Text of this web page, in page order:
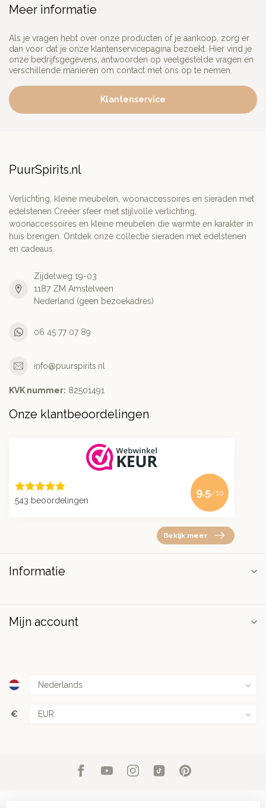
Meer informatie
Als je vragen hebt over onze producten of je aankoop, zorg er
dan voor dat je onze klantenservicepagina bezoekt. Hier vind je
onze bedrijfsgegevens, antwoorden op veelgestelde vragen en
verschillende manieren om contact met ons op te nemen.
Klantenservice
PuurSpirits.nl
Verlichting, kleine meubelen, woonaccessoires en sieraden met
edelstenen Creëer sfeer met stijlvolle verlichting,
woonaccessoires en kleine meubelen die warmte en karakter in
huis brengen. Ontdek onze collectie sieraden met edelstenen
en cadeaus.
Zijdelweg 19-03
1187 ZM Amstelveen
Nederland (geen bezoekadres)
06 45 77 07 89
info@puurspirits.nl
KVK nummer: 82501491
Onze klantbeoordelingen
543 beoordelingen
9.5/10
Bekijk meer
Informatie
Mijn account
€